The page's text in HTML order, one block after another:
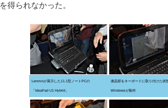
を得られなかった。
Lenovoが展示した11.1型ノートPCの
「IdeaPad U1 Hybrid」
液晶部をキーボードに取り付けた状
Windowsが動作